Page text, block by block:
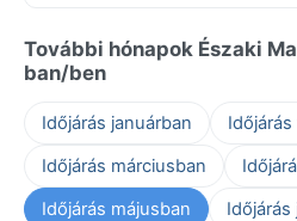
További hónapok Északi
ban/ben
Időjárás januárban
Időjárás márciusban
Időjárás májusban
Időjárás